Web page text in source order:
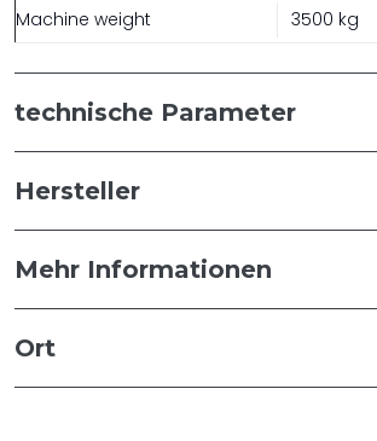
Machine weight
3500 kg
technische Parameter
Hersteller
Mehr Informationen
Ort